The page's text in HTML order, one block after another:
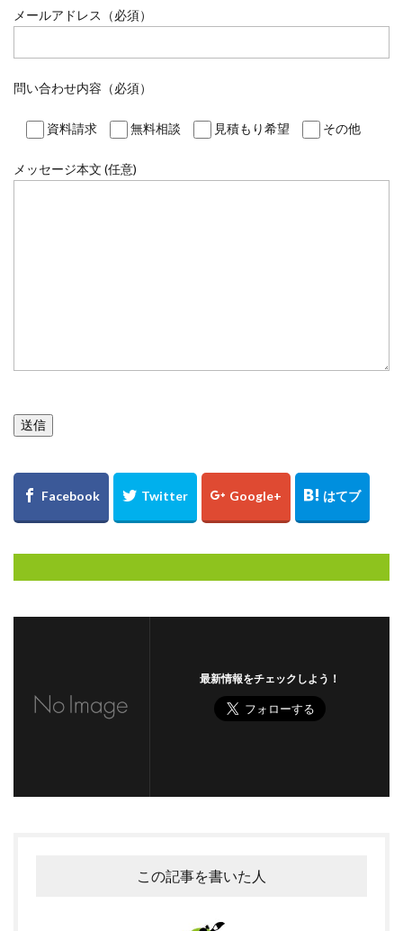
メールアドレス（必須）
問い合わせ内容（必須）
資料請求 無料相談 見積もり希望 その他
メッセージ本文 (任意)
最新情報をチェックしよう！
この記事を書いた人